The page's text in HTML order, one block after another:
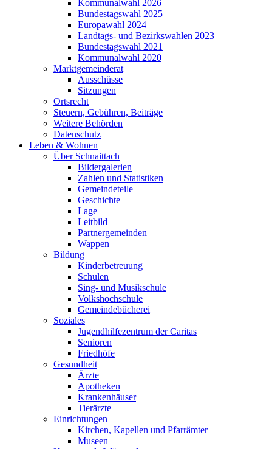
Kommunalwahl 2026
Bundestagswahl 2025
Europawahl 2024
Landtags- und Bezirkswahlen 2023
Bundestagswahl 2021
Kommunalwahl 2020
Marktgemeinderat
Ausschüsse
Sitzungen
Ortsrecht
Steuern, Gebühren, Beiträge
Weitere Behörden
Datenschutz
Leben & Wohnen
Über Schnaittach
Bildergalerien
Zahlen und Statistiken
Gemeindeteile
Geschichte
Lage
Leitbild
Partnergemeinden
Wappen
Bildung
Kinderbetreuung
Schulen
Sing- und Musikschule
Volkshochschule
Gemeindebücherei
Soziales
Jugendhilfezentrum der Caritas
Senioren
Friedhöfe
Gesundheit
Ärzte
Apotheken
Krankenhäuser
Tierärzte
Einrichtungen
Kirchen, Kapellen und Pfarrämter
Museen